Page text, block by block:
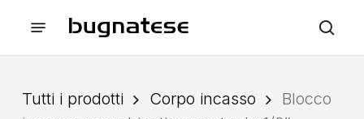
Menu
Tutti i prodotti Corpo incasso
Blocco